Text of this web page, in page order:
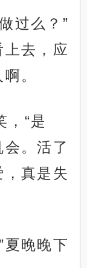
过么？”
去，应
。
，“是
。活了
真是失
夏晚晚下